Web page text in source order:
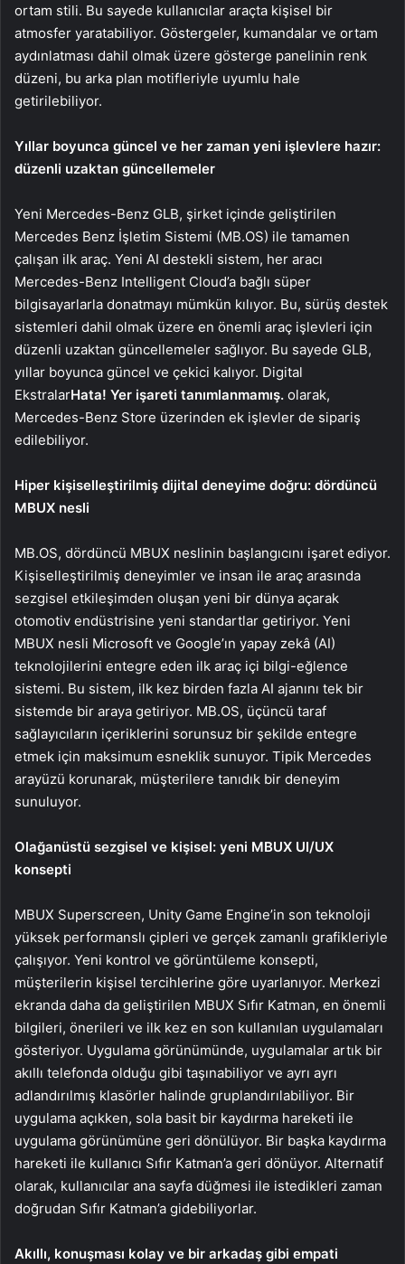
ortam stili. Bu sayede kullanıcılar araçta kişisel bir
atmosfer yaratabiliyor. Göstergeler, kumandalar ve ortam
aydınlatması dahil olmak üzere gösterge panelinin renk
düzeni, bu arka plan motifleriyle uyumlu hale
getirilebiliyor.
Yıllar boyunca güncel ve her zaman yeni işlevlere hazır:
düzenli uzaktan güncellemeler
Yeni Mercedes-Benz GLB, şirket içinde geliştirilen
Mercedes Benz İşletim Sistemi (MB.OS) ile tamamen
çalışan ilk araç. Yeni AI destekli sistem, her aracı
Mercedes-Benz Intelligent Cloud’a bağlı süper
bilgisayarlarla donatmayı mümkün kılıyor. Bu, sürüş destek
sistemleri dahil olmak üzere en önemli araç işlevleri için
düzenli uzaktan güncellemeler sağlıyor. Bu sayede GLB,
yıllar boyunca güncel ve çekici kalıyor. Digital
EkstralarHata! Yer işareti tanımlanmamış. olarak,
Mercedes-Benz Store üzerinden ek işlevler de sipariş
edilebiliyor.
Hiper kişiselleştirilmiş dijital deneyime doğru: dördüncü
MBUX nesli
MB.OS, dördüncü MBUX neslinin başlangıcını işaret ediyor.
Kişiselleştirilmiş deneyimler ve insan ile araç arasında
sezgisel etkileşimden oluşan yeni bir dünya açarak
otomotiv endüstrisine yeni standartlar getiriyor. Yeni
MBUX nesli Microsoft ve Google’ın yapay zekâ (AI)
teknolojilerini entegre eden ilk araç içi bilgi-eğlence
sistemi. Bu sistem, ilk kez birden fazla AI ajanını tek bir
sistemde bir araya getiriyor. MB.OS, üçüncü taraf
sağlayıcıların içeriklerini sorunsuz bir şekilde entegre
etmek için maksimum esneklik sunuyor. Tipik Mercedes
arayüzü korunarak, müşterilere tanıdık bir deneyim
sunuluyor.
Olağanüstü sezgisel ve kişisel: yeni MBUX UI/UX
konsepti
MBUX Superscreen, Unity Game Engine’in son teknoloji
yüksek performanslı çipleri ve gerçek zamanlı grafikleriyle
çalışıyor. Yeni kontrol ve görüntüleme konsepti,
müşterilerin kişisel tercihlerine göre uyarlanıyor. Merkezi
ekranda daha da geliştirilen MBUX Sıfır Katman, en önemli
bilgileri, önerileri ve ilk kez en son kullanılan uygulamaları
gösteriyor. Uygulama görünümünde, uygulamalar artık bir
akıllı telefonda olduğu gibi taşınabiliyor ve ayrı ayrı
adlandırılmış klasörler halinde gruplandırılabiliyor. Bir
uygulama açıkken, sola basit bir kaydırma hareketi ile
uygulama görünümüne geri dönülüyor. Bir başka kaydırma
hareketi ile kullanıcı Sıfır Katman’a geri dönüyor. Alternatif
olarak, kullanıcılar ana sayfa düğmesi ile istedikleri zaman
doğrudan Sıfır Katman’a gidebiliyorlar.
Akıllı, konuşması kolay ve bir arkadaş gibi empati